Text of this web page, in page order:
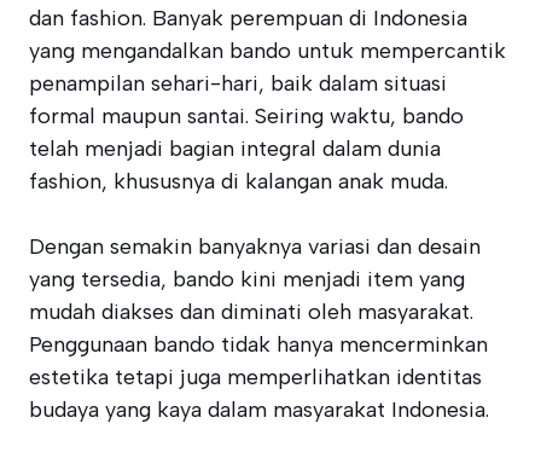
dan fashion. Banyak perempuan di Indonesia
yang mengandalkan bando untuk mempercantik
penampilan sehari-hari, baik dalam situasi
formal maupun santai. Seiring waktu, bando
telah menjadi bagian integral dalam dunia
fashion, khususnya di kalangan anak muda.
Dengan semakin banyaknya variasi dan desain
yang tersedia, bando kini menjadi item yang
mudah diakses dan diminati oleh masyarakat.
Penggunaan bando tidak hanya mencerminkan
estetika tetapi juga memperlihatkan identitas
budaya yang kaya dalam masyarakat Indonesia.